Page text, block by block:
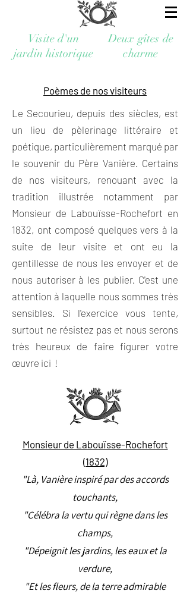
Visite d'un
jardin historique
Deux gîtes de
charme
Poèmes de nos visiteurs
Le Secourieu, depuis des siècles, est
un lieu de pèlerinage littéraire et
poétique, particulièrement marqué par
le souvenir du Père Vanière. Certains
de nos visiteurs, renouant avec la
tradition illustrée notamment par
Monsieur de Labouïsse-Rochefort en
1832, ont composé quelques vers à la
suite de leur visite et ont eu la
gentillesse de nous les envoyer et de
nous autoriser à les publier. C'est une
attention à laquelle nous sommes très
sensibles. Si l'exercice vous tente,
surtout ne résistez pas et nous serons
très heureux de faire figurer votre
œuvre ici !
Monsieur de Labouïsse-Rochefort
(1832)
"Là, Vanière inspiré par des accords
touchants,
"Célébra la vertu qui règne dans les
champs,
"Dépeignit les jardins, les eaux et la
verdure,
"Et les fleurs, de la terre admirable